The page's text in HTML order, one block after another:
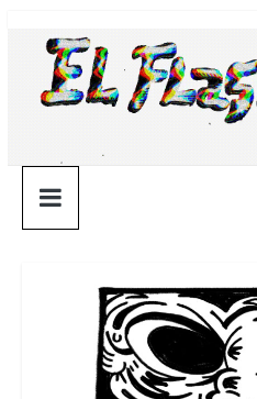
contenido
¯\_(ツ)_/
¯